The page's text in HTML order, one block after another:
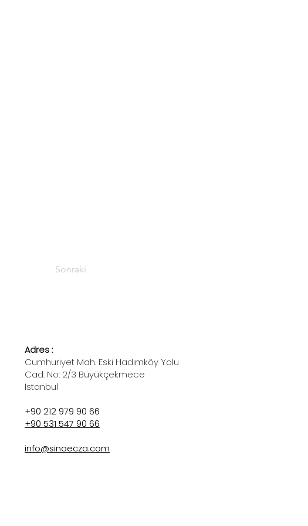
Sonraki
Adres :
Cumhuriyet Mah. Eski Hadımköy Yolu
Cad. No: 2/3 Büyükçekmece
İstanbul
+90 212 979 90 66
+90 531 547 90 66
info@sinaecza.com